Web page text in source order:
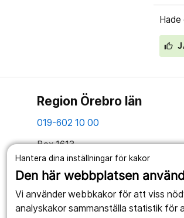
Hantera dina inställningar för kakor
Den här webbplatsen
Vi använder webbkakor för att viss
analyskakor sammanställa statistik
Region Örebro län
019-602 10 00
Box 1613
701 16 Örebro
Tillsammans skapar vi ett